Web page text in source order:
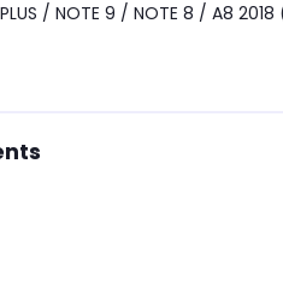
PLUS / NOTE 9 / NOTE 8 / A8